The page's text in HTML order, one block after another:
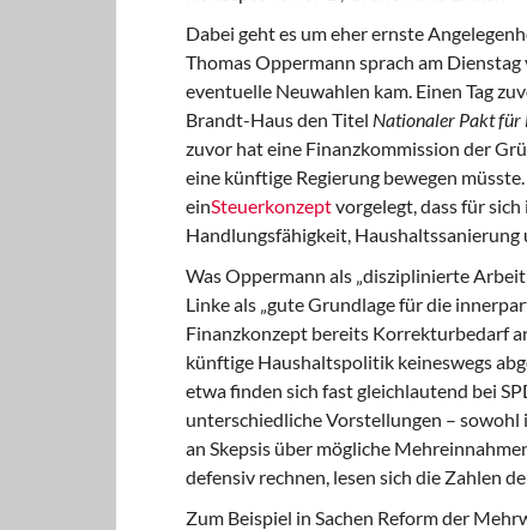
Dabei geht es um eher ernste
Thomas Oppermann sprach am Dienstag
eventuelle Neuwahlen kam. Einen Tag
Brandt-Haus den Titel Nationaler Pakt für
zuvor hat eine Finanzkommission der
eine künftige Regierung bewegen
einSteuerkonzeptvorgelegt, dass für
Handlungsfähigkeit, Haushaltssanierung
Was Oppermann als „disziplinierte
Linke als „gute Grundlage für die
Finanzkonzept bereits Korrekturbedarf
künftige Haushaltspolitik keineswegs
etwa finden sich fast gleichlautend bei
unterschiedliche Vorstellungen – sowohl
an Skepsis über mögliche
defensiv rechnen, lesen sich die Zahlen
Zum Beispiel in Sachen Reform der